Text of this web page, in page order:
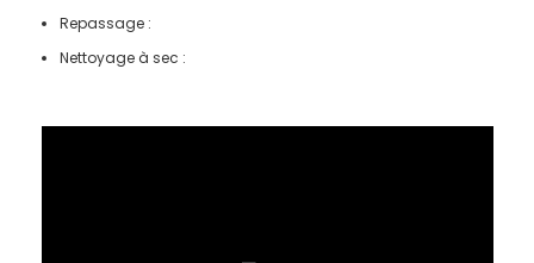
Repassage :
Nettoyage à sec :